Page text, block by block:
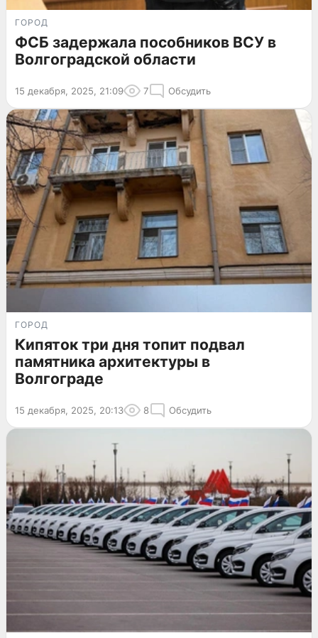
ГОРОД
ФСБ задержала пособников ВСУ в
Волгоградской области
15 декабря, 2025, 21:09 7 Обсудить
ГОРОД
Кипяток три дня топит подвал
памятника архитектуры в
Волгограде
15 декабря, 2025, 20:13 8 Обсудить